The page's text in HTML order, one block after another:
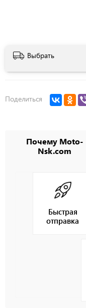
Выбрать
Поделиться
Почему Moto-
Nsk.com
Быстрая
отправка